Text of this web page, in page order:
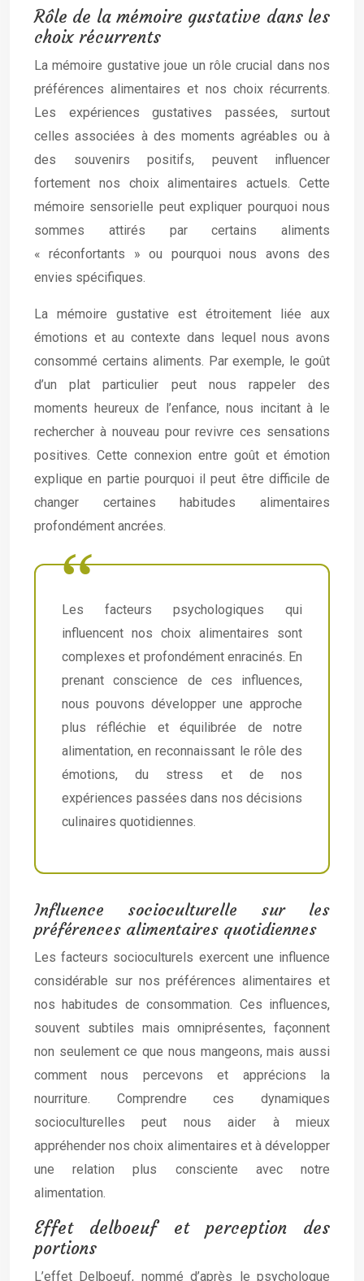
Rôle de la mémoire gustative dans les
choix récurrents
La mémoire gustative joue un rôle crucial dans nos
préférences alimentaires et nos choix récurrents.
Les expériences gustatives passées, surtout
celles associées à des moments agréables ou à
des souvenirs positifs, peuvent influencer
fortement nos choix alimentaires actuels. Cette
mémoire sensorielle peut expliquer pourquoi nous
sommes attirés par certains aliments
« réconfortants » ou pourquoi nous avons des
envies spécifiques.
La mémoire gustative est étroitement liée aux
émotions et au contexte dans lequel nous avons
consommé certains aliments. Par exemple, le goût
d’un plat particulier peut nous rappeler des
moments heureux de l’enfance, nous incitant à le
rechercher à nouveau pour revivre ces sensations
positives. Cette connexion entre goût et émotion
explique en partie pourquoi il peut être difficile de
changer certaines habitudes alimentaires
profondément ancrées.
Les facteurs psychologiques qui
influencent nos choix alimentaires sont
complexes et profondément enracinés. En
prenant conscience de ces influences,
nous pouvons développer une approche
plus réfléchie et équilibrée de notre
alimentation, en reconnaissant le rôle des
émotions, du stress et de nos
expériences passées dans nos décisions
culinaires quotidiennes.
Influence socioculturelle sur les
préférences alimentaires quotidiennes
Les facteurs socioculturels exercent une influence
considérable sur nos préférences alimentaires et
nos habitudes de consommation. Ces influences,
souvent subtiles mais omniprésentes, façonnent
non seulement ce que nous mangeons, mais aussi
comment nous percevons et apprécions la
nourriture. Comprendre ces dynamiques
socioculturelles peut nous aider à mieux
appréhender nos choix alimentaires et à développer
une relation plus consciente avec notre
alimentation.
Effet delboeuf et perception des
portions
L’effet Delboeuf, nommé d’après le psychologue